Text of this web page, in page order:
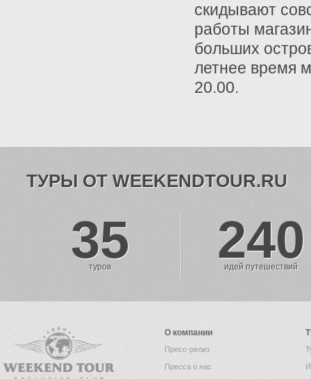
скидывают
работы
больших
летнее время
20.00.
ТУРЫ ОТ WEEKENDTOUR.RU
35
туров 240
идей путешествий
О компании
Пресс-релиз
Пресса о нас